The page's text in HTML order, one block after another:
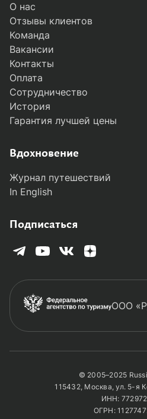
MODAL-ARRIVALS
О нас
Отзывы клиентов
Команда
Вакансии
Контакты
Оплата
Сотрудничество
История
Гарантия лучшей цены
Вдохновение
Журнал путешествий
In English
Подписаться
ООО
© 2005–2025
115432, Москва, ул. 5-я
ИНН:
ОГРН: